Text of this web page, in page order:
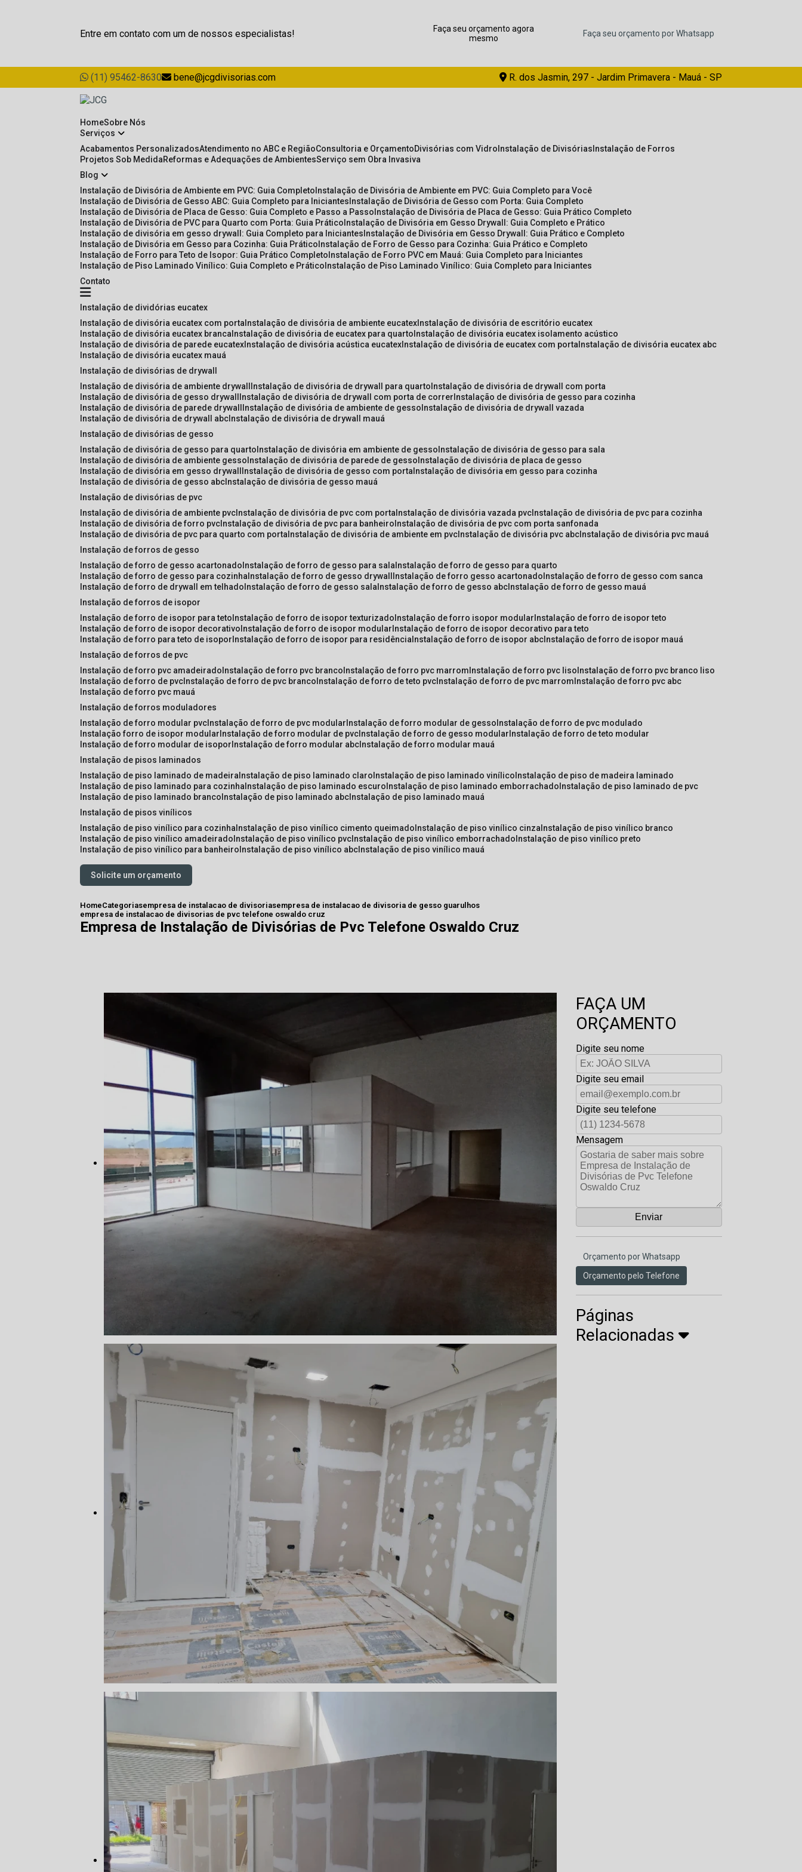
Entre em contato com um de nossos especialistas!
Faça seu orçamento agora
mesmo
Faça seu orçamento por Whatsapp
(11) 95462-8630 bene@jcgdivisorias.com R. dos Jasmin, 297 - Jardim Primavera - Mauá - SP
Home Sobre Nós
Serviços
Acabamentos Personalizados Atendimento no ABC e Região Consultoria e Orçamento Divisórias com Vidro Instalação de Divisórias Instalação de Forros
Projetos Sob Medida
Reformas e Adequações de Ambientes Serviço sem Obra Invasiva
Blog
Instalação de Divisória de Ambiente em PVC: Guia Completo Instalação de Divisória de Ambiente em PVC: Guia Completo para Você
Instalação de Divisória de Gesso ABC: Guia Completo para Iniciantes Instalação de Divisória de Gesso com Porta: Guia Completo
Instalação de Divisória de Placa de Gesso: Guia Completo e Passo a Passo Instalação de Divisória de Placa de Gesso: Guia Prático Completo
Instalação de Divisória de PVC para Quarto com Porta: Guia Prático Instalação de Divisória em Gesso Drywall: Guia Completo e Prático
Instalação de divisória em gesso drywall: Guia Completo para Iniciantes Instalação de Divisória em Gesso Drywall: Guia Prático e Completo
Instalação de Divisória em Gesso para Cozinha: Guia Prático Instalação de Forro de Gesso para Cozinha: Guia Prático e Completo
Instalação de Forro para Teto de Isopor: Guia Prático Completo Instalação de Forro PVC em Mauá: Guia Completo para Iniciantes
Instalação de Piso Laminado Vinílico: Guia Completo e Prático Instalação de Piso Laminado Vinílico: Guia Completo para Iniciantes
Contato
instalação de dividórias eucatex
instalação de divisória eucatex com porta instalação de divisória de ambiente eucatex instalação de divisória de escritório eucatex
instalação de divisória eucatex branca instalação de divisória de eucatex para quarto instalação de divisória eucatex isolamento acústico
instalação de divisória de parede eucatex instalação de divisória acústica eucatex instalação de divisória de eucatex com porta instalação de divisória eucatex abc
instalação de divisória eucatex mauá
instalação de divisórias de drywall
instalação de divisória de ambiente drywall
instalação de divisória de drywall para quarto instalação de divisória de drywall com porta
instalação de divisória de gesso drywall
instalação de divisória de drywall com porta de correr instalação de divisória de gesso para cozinha
instalação de divisória de parede drywall
instalação de divisória de ambiente de gesso instalação de divisória de drywall vazada
instalação de divisória de drywall abc instalação de divisória de drywall mauá
instalação de divisórias de gesso
instalação de divisória de gesso para quarto instalação de divisória em ambiente de gesso instalação de divisória de gesso para sala
instalação de divisória de ambiente gesso instalação de divisória de parede de gesso instalação de divisória de placa de gesso
instalação de divisória em gesso drywall
instalação de divisória de gesso com porta instalação de divisória em gesso para cozinha
instalação de divisória de gesso abc instalação de divisória de gesso mauá
instalação de divisórias de pvc
instalação de divisória de ambiente pvc instalação de divisória de pvc com porta instalação de divisória vazada pvc instalação de divisória de pvc para cozinha
instalação de divisória de forro pvc instalação de divisória de pvc para banheiro instalação de divisória de pvc com porta sanfonada
instalação de divisória de pvc para quarto com porta instalação de divisória de ambiente em pvc instalação de divisória pvc abc instalação de divisória pvc mauá
instalação de forros de gesso
instalação de forro de gesso acartonado instalação de forro de gesso para sala instalação de forro de gesso para quarto
instalação de forro de gesso para cozinha instalação de forro de gesso drywall instalação de forro gesso acartonado instalação de forro de gesso com sanca
instalação de forro de drywall em telhado instalação de forro de gesso sala instalação de forro de gesso abc instalação de forro de gesso mauá
instalação de forros de isopor
instalação de forro de isopor para teto instalação de forro de isopor texturizado instalação de forro isopor modular instalação de forro de isopor teto
instalação de forro de isopor decorativo instalação de forro de isopor modular instalação de forro de isopor decorativo para teto
instalação de forro para teto de isopor instalação de forro de isopor para residência instalação de forro de isopor abc instalação de forro de isopor mauá
instalação de forros de pvc
instalação de forro pvc amadeirado instalação de forro pvc branco instalação de forro pvc marrom instalação de forro pvc liso instalação de forro pvc branco liso
instalação de forro de pvc instalação de forro de pvc branco instalação de forro de teto pvc instalação de forro de pvc marrom instalação de forro pvc abc
instalação de forro pvc mauá
instalação de forros moduladores
instalação de forro modular pvc instalação de forro de pvc modular instalação de forro modular de gesso instalação de forro de pvc modulado
instalação forro de isopor modular instalação de forro modular de pvc instalação de forro de gesso modular instalação de forro de teto modular
instalação de forro modular de isopor instalação de forro modular abc instalação de forro modular mauá
instalação de pisos laminados
instalação de piso laminado de madeira instalação de piso laminado claro instalação de piso laminado vinílico instalação de piso de madeira laminado
instalação de piso laminado para cozinha instalação de piso laminado escuro instalação de piso laminado emborrachado instalação de piso laminado de pvc
instalação de piso laminado branco instalação de piso laminado abc instalação de piso laminado mauá
instalação de pisos vinílicos
instalação de piso vinílico para cozinha instalação de piso vinílico cimento queimado instalação de piso vinílico cinza instalação de piso vinílico branco
instalação de piso vinílico amadeirado instalação de piso vinílico pvc instalação de piso vinílico emborrachado instalação de piso vinílico preto
instalação de piso vinílico para banheiro instalação de piso vinílico abc instalação de piso vinílico mauá
Solicite um orçamento
HomeCategoriasempresa de instalacao de divisoriasempresa de instalacao de divisoria de gesso guarulhos
empresa de instalacao de divisorias de pvc telefone oswaldo cruz
Empresa de Instalação de Divisórias de Pvc Telefone Oswaldo Cruz
FAÇA UM
ORÇAMENTO
Digite seu nome
Digite seu email
Digite seu telefone
Mensagem
Orçamento por Whatsapp
Orçamento pelo Telefone
Páginas
Relacionadas